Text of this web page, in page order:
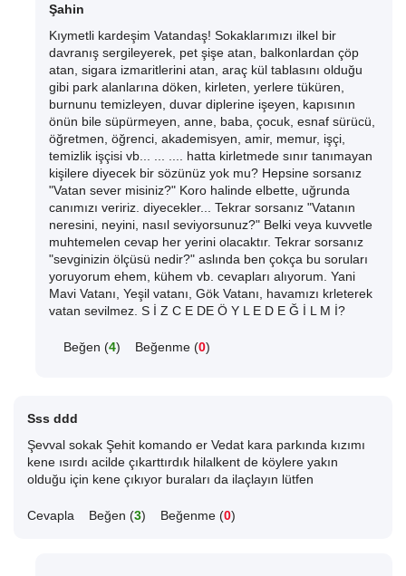
Şahin
Kıymetli kardeşim Vatandaş! Sokaklarımızı ilkel bir
davranış sergileyerek, pet şişe atan, balkonlardan çöp
atan, sigara izmaritlerini atan, araç kül tablasını olduğu
gibi park alanlarına döken, kirleten, yerlere tüküren,
burnunu temizleyen, duvar diplerine işeyen, kapısının
önün bile süpürmeyen, anne, baba, çocuk, esnaf sürücü,
öğretmen, öğrenci, akademisyen, amir, memur, işçi,
temizlik işçisi vb... ... .... hatta kirletmede sınır tanımayan
kişilere diyecek bir sözünüz yok mu? Hepsine sorsanız
"Vatan sever misiniz?" Koro halinde elbette, uğrunda
canımızı veririz. diyecekler... Tekrar sorsanız "Vatanın
neresini, neyini, nasıl seviyorsunuz?" Belki veya kuvvetle
muhtemelen cevap her yerini olacaktır. Tekrar sorsanız
"sevginizin ölçüsü nedir?" aslında ben çokça bu soruları
yoruyorum ehem, kühem vb. cevapları alıyorum. Yani
Mavi Vatanı, Yeşil vatanı, Gök Vatanı, havamızı krleterek
vatan sevilmez. S İ Z C E DE Ö Y L E D E Ğ İ L M İ?
Beğen (4) Beğenme (0)
Sss ddd
Şevval sokak Şehit komando er Vedat kara parkında kızımı
kene ısırdı acilde çıkarttırdık hilalkent de köylere yakın
olduğu için kene çıkıyor buraları da ilaçlayın lütfen
Cevapla Beğen (3) Beğenme (0)